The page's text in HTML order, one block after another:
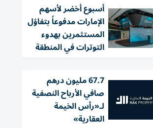
أسبوع أخضر لأسهم
الإمارات مدفوعاً بتفاؤل
المستثمرين بهدوء
التوترات في المنطقة
67.7 مليون درهم
صافي الأرباح النصفية
لـ«رأس الخيمة
العقارية»